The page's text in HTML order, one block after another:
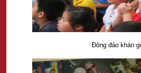
Đông đảo khán